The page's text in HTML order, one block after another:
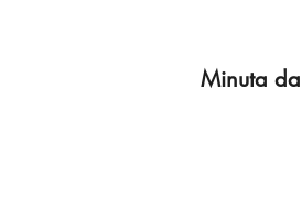
Minuta